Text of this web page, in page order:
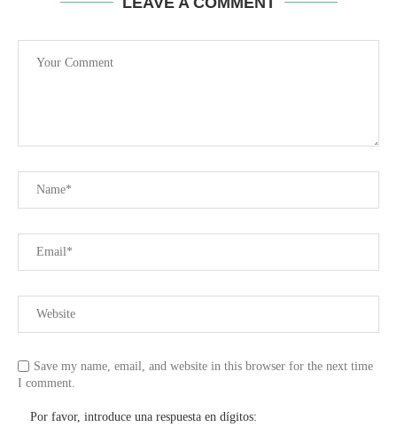
Save my name, email, and website in this browser for the next time
I comment.
Por favor, introduce una respuesta en dígitos: